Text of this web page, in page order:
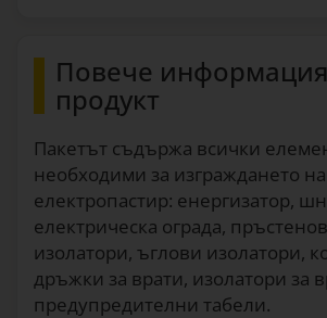
Повече информация
продукт
Пакетът съдържа всички
необходими за изграждането на
електропастир: енергизатор,
електрическа ограда,
изолатори, ъглови изолатори,
дръжки за врати, изолатори за
предупредителни табели.